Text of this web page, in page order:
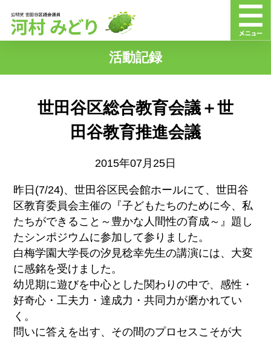
活動記録
世田谷区総合教育会議＋世
田谷教育推進会議
2015年07月25日
昨日(7/24)、世田谷区民会館ホールにて、世田谷
区教育委員会主催の『子どもたちのために今、私
たちができること～豊かな人間性の育成～』題し
たシンポジウムに参加して参りました。
白梅学園大学長の汐見稔幸先生の講演には、大変
に感銘を受けました。
幼児期に遊びを中心とした関わりの中で、感性・
好奇心・工夫力・達成力・共同力が磨かれてい
く。
問いに答えを出す、その間のプロセスこそが大